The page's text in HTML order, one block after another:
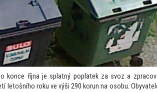
konce října je splatný poplatek za svoz a
letošního roku ve výši 290 korun na osobu.